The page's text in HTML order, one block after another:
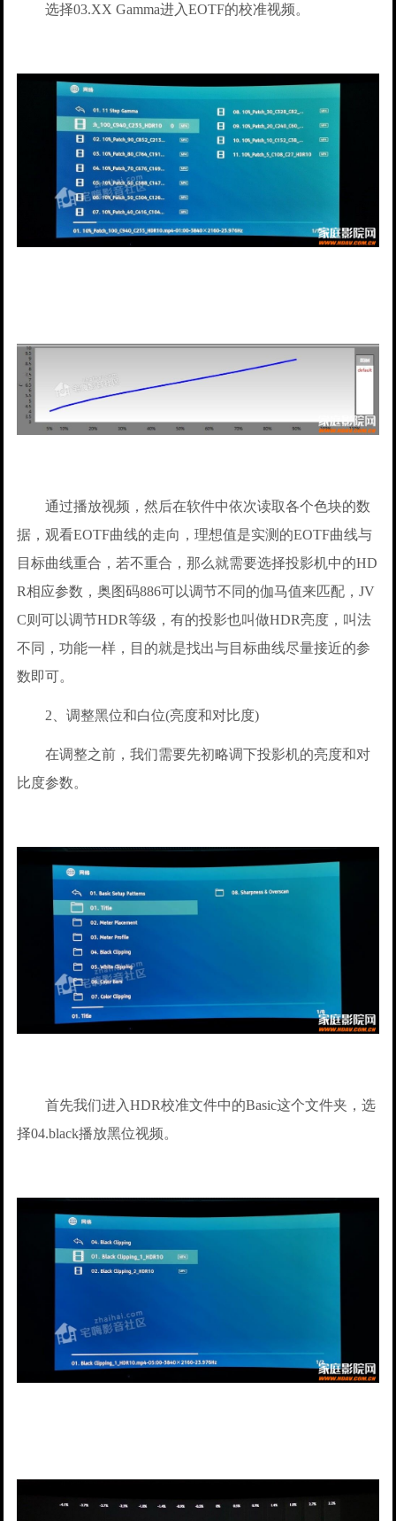
选择03.XX Gamma进入EOTF的校准视频。
通过播放视频，然后在软件中依次读取各个色块的数
据，观看EOTF曲线的走向，理想值是实测的EOTF曲线与
目标曲线重合，若不重合，那么就需要选择投影机中的HD
R相应参数，奥图码886可以调节不同的伽马值来匹配，JV
C则可以调节HDR等级，有的投影也叫做HDR亮度，叫法
不同，功能一样，目的就是找出与目标曲线尽量接近的参
数即可。
2、调整黑位和白位(亮度和对比度)
在调整之前，我们需要先初略调下投影机的亮度和对
比度参数。
首先我们进入HDR校准文件中的Basic这个文件夹，选
择04.black播放黑位视频。